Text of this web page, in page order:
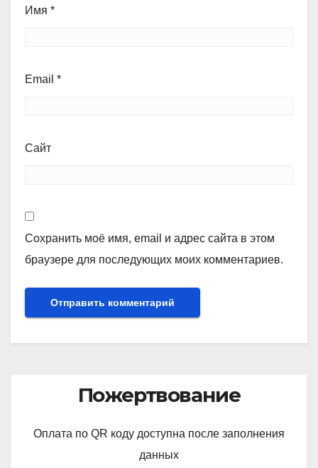
Имя *
Email *
Сайт
Сохранить моё имя, email и адрес сайта в этом
браузере для последующих моих комментариев.
Пожертвование
Оплата по QR коду доступна после заполнения
данных